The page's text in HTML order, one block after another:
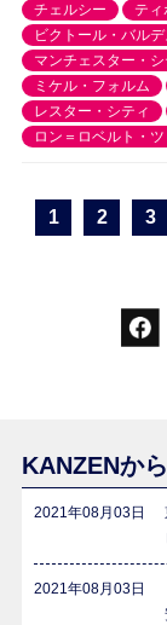
チェルシー
ティ
ビクトール・バルデ
マンチェスター・シ
ミケル・フォルム
レスター・シティ
ロン＝ロベルト・
1 2 3
KANZENか
2021年08月03日
2021年08月03日